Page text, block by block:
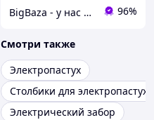
BigBaza - у нас лучшие цены! 96%
Смотри также
Электропастух
Столбики для электропастуха
Электрический забор